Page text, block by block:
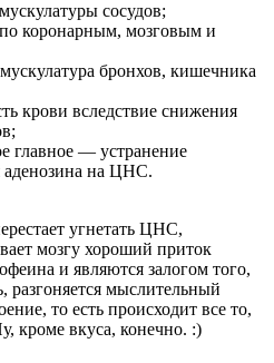
сосудов;
коронарным, мозговым и
мускулатура бронхов, кишечника
крови вследствие снижения
главное — устранение
аденозина на ЦНС.
угнетать ЦНС,
мозгу хороший приток
и являются залогом того,
разгоняется мыслительный
то есть происходит все то,
кроме вкуса, конечно. :)